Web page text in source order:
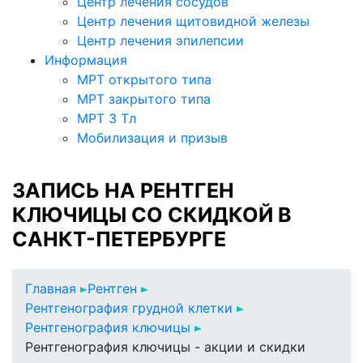
Центр лечения щитовидной железы
Центр лечения эпилепсии
Информация
МРТ открытого типа
МРТ закрытого типа
МРТ 3 Тл
Мобилизация и призыв
ЗАПИСЬ НА РЕНТГЕН
КЛЮЧИЦЫ СО СКИДКОЙ В
САНКТ-ПЕТЕРБУРГЕ
Главная
Рентген
Рентгенография грудной клетки
Рентгенография ключицы
Рентгенография ключицы - акции и скидки